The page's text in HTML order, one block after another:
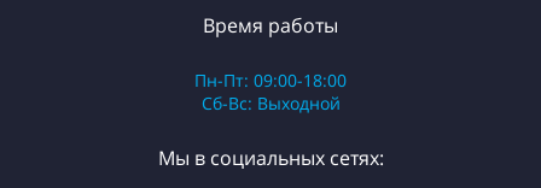
Время работы
Пн-Пт: 09:00-18:00
Сб-Вс: Выходной
Мы в социальных сетях: